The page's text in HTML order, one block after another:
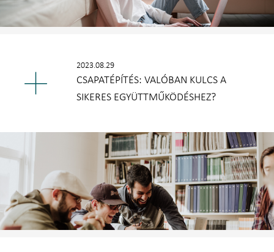
2023.08.29
CSAPATÉPÍTÉS: VALÓBAN KULCS A
SIKERES EGYÜTTMŰKÖDÉSHEZ?